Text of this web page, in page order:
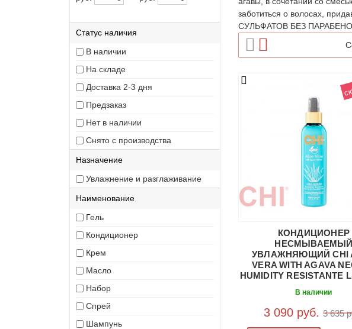
Статус наличия
В наличии
На складе
Доставка 2-3 дня
Предзаказ
Нет в наличии
Снято с производства
Назначение
Увлажнение и разглаживание
Наименование
Гель
Кондиционер
Крем
Масло
Набор
Спрей
Шампунь
заботиться о волосах,
СУЛЬФАТОВ БЕЗ
КОНДИЦИОНЕР
НЕСМЫВАЕМЫЙ
УВЛАЖНЯЮЩИЙ CHI
VERA WITH AGAVA
HUMIDITY RESISTANTE
В наличии
3 090 руб. 3 635